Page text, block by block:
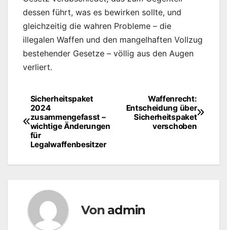
dessen führt, was es bewirken sollte, und
gleichzeitig die wahren Probleme – die
illegalen Waffen und den mangelhaften Vollzug
bestehender Gesetze – völlig aus den Augen
verliert.
BeitragsnavigationWaffenrecht:
Entscheidung über
Sicherheitspaket
verschoben
Sicherheitspaket
2024
zusammengefasst –
wichtige Änderungen
für
Legalwaffenbesitzer
Von admin